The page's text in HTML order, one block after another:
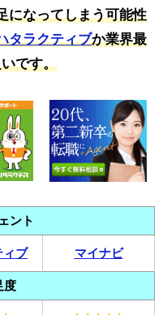
になってしまう可能性
タラクティブか業界最
です。
ント
ィブ マイナビ
度